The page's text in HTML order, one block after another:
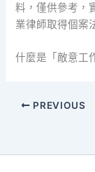
料，僅供參考，
業律師取得個案
什麼是「敵意工
PREVIOUS